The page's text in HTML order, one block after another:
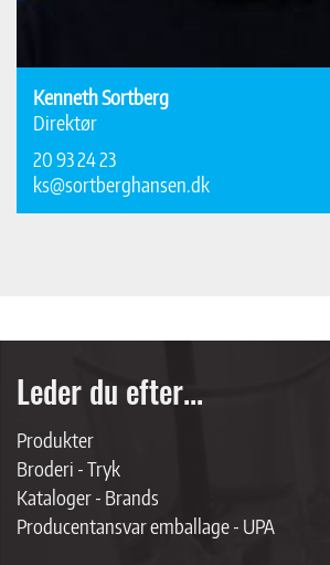
Kenneth Sortberg
Direktør
20 93 24 23
ks@sortberghansen.dk
Leder du efter...
Produkter
Broderi - Tryk
Kataloger - Brands
Producentansvar emballage - UPA